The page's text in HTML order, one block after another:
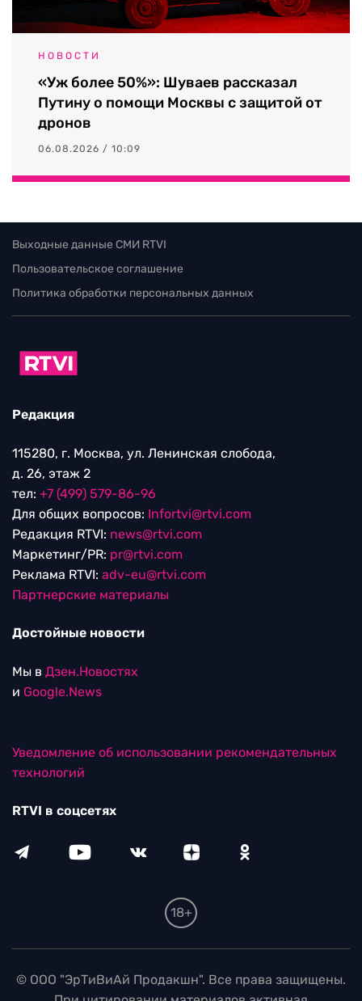
НОВОСТИ
«Уж более 50%»: Шуваев рассказал
Путину о помощи Москвы с защитой от
дронов
06.08.2026 / 10:09
Выходные данные СМИ RTVI
Пользовательское соглашение
Политика обработки персональных данных
Редакция
115280, г. Москва, ул. Ленинская слобода,
д. 26, этаж 2
тел: +7 (499) 579-86-96
Для общих вопросов: Infortvi@rtvi.com
Редакция RTVI: news@rtvi.com
Маркетинг/PR: pr@rtvi.com
Реклама RTVI: adv-eu@rtvi.com
Партнерские материалы
Достойные новости
Мы в Дзен.Новостях
и Google.News
Уведомление об использовании рекомендательных
технологий
RTVI в соцсетях
18+
© ООО "ЭрТиВиАй Продакшн". Все права защищены.